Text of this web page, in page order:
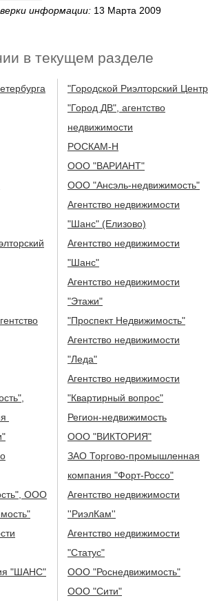
информации: 13 Марта 2009
в текущем разделе
ООО
"ШАНС"
"Городской Риэлторский
"Город ДВ", агентство
недвижимости
РОСКАМ-Н
ООО "ВАРИАНТ"
ООО "Ансэль-недвижимость"
Агентство недвижимости
"Шанс" (Елизово)
Агентство недвижимости
"Шанс"
Агентство недвижимости
"Этажи"
"Проспект Недвижимость"
Агентство недвижимости
"Леда"
Агентство недвижимости
"Квартирный вопрос"
Регион-недвижимость
ООО "ВИКТОРИЯ"
ЗАО Торгово-промышленная
компания "Форт-Россо"
Агентство недвижимости
''РиэлКам''
Агентство недвижимости
"Статус"
ООО "Роснедвижимость"
ООО "Сити"